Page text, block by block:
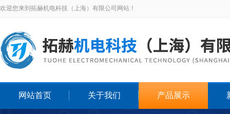
欢迎您来到拓赫机电科技（上海）有限公司网站！
网站首页 关于我们 产品展示